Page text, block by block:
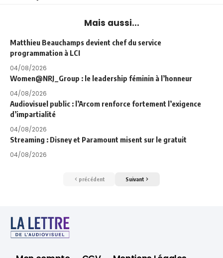
Mais aussi...
Matthieu Beauchamps devient chef du service
programmation à LCI
04/08/2026
Women@NRJ_Group : le leadership féminin à l’honneur
04/08/2026
Audiovisuel public : l’Arcom renforce fortement l’exigence
d’impartialité
04/08/2026
Streaming : Disney et Paramount misent sur le gratuit
04/08/2026
précédent Suivant